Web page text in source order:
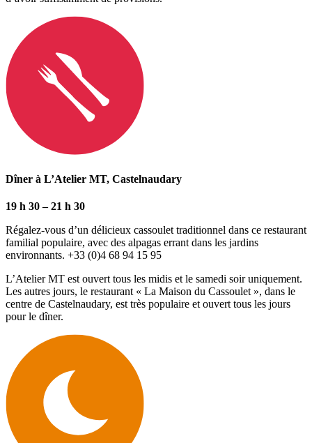
Dîner à L’Atelier MT, Castelnaudary
19 h 30 – 21 h 30
Régalez-vous d’un délicieux cassoulet traditionnel dans ce restaurant
familial populaire, avec des alpagas errant dans les jardins
environnants. +33 (0)4 68 94 15 95
L’Atelier MT est ouvert tous les midis et le samedi soir uniquement.
Les autres jours, le restaurant « La Maison du Cassoulet », dans le
centre de Castelnaudary, est très populaire et ouvert tous les jours
pour le dîner.